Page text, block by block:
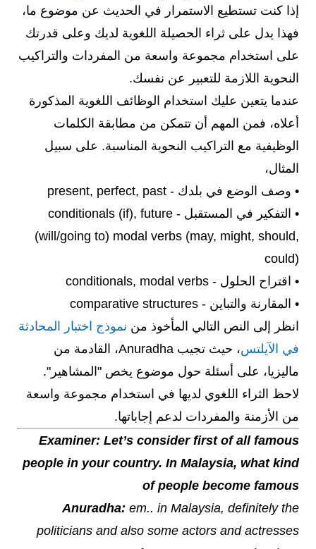
إذا كنت تستطيع الاستمرار في الحديث عن موضوع ما،
فهذا يدل على ثراء الحصيلة اللغوية لديك وعلى قدرتك
على استخدام مجموعة واسعة من المفردات والتراكيب
النحوية اللازمة للتعبير عن نفسك.
عندما يتعين عليك استخدام الوظائف اللغوية المذكورة
أعلاه، فمن المهم أن تتمكن من مطابقة الكلمات
الوظيفية مع التراكيب النحوية المناسبة. على سبيل
المثال،
• وصف الوضع في بلدك - present, perfect, past
• التفكير في المستقبل - conditionals (if), future
(will/going to) modal verbs (may, might, should,
could)
• اقتراح الحلول - conditionals, modal verbs
• المقارنة والتباين - comparative structures
انظر إلى النص التالي المأخوذ من نموذج اختبار المحادثة
في الآيلتس
، حيث تجيب Anuradha، القادمة من
ماليزيا، على أسئلة حول موضوع يخص "المشاهير".
لاحظ الثراء اللغوي لديها في استخدام مجموعة واسعة
من الأزمنة والمفردات لدعم إجاباتها.
Examiner: Let’s consider first of all famous
people in your country. In Malaysia, what kind
of people become famous
Anuradha: em.. in Malaysia, definitely the
politicians and also some actors and actresses